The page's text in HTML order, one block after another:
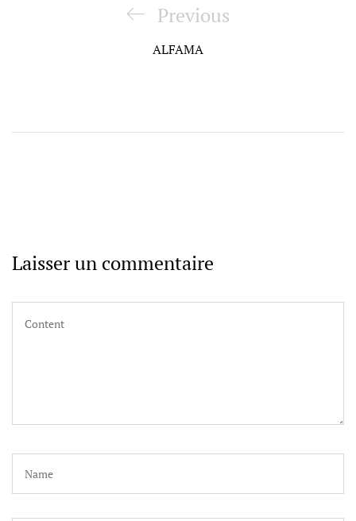
Previous
Post
Previous
ALFAMA
Laisser un commentaire